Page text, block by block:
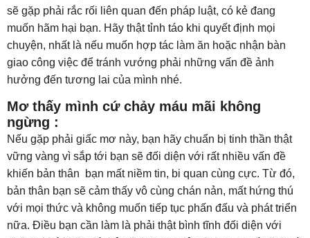
sẽ gặp phải rắc rối liên quan đến pháp luật, có kẻ đang
muốn hãm hại bạn. Hãy thật tỉnh táo khi quyết định mọi
chuyện, nhất là nếu muốn hợp tác làm ăn hoặc nhận bàn
giao công việc để tránh vướng phải những vấn đề ảnh
hưởng đến tương lai của mình nhé.
Mơ thấy mình cứ chảy máu mãi không
ngừng :
Nếu gặp phải giấc mơ này, bạn hãy chuẩn bị tinh thần thật
vững vàng vì sắp tới bạn sẽ đối diện với rất nhiều vấn đề
khiến bản thân bạn mất niềm tin, bi quan cùng cực. Từ đó,
bản thân bạn sẽ cảm thấy vô cùng chán nản, mất hứng thú
với mọi thức và không muốn tiếp tục phấn đấu và phát triển
nữa. Điều bạn cần làm là phải thật bình tĩnh đối diện với